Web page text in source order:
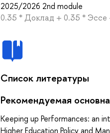
2025/2026 2nd module
0.35 * Доклад + 0.35 *
Список литературы
Рекомендуемая
Keeping up Performances: an
Higher Education Policy and